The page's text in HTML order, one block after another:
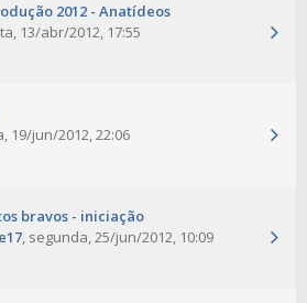
2012 - Anatídeos
13/abr/2012, 17:55
19/jun/2012, 22:06
bravos - iniciação
, segunda, 25/jun/2012, 10:09